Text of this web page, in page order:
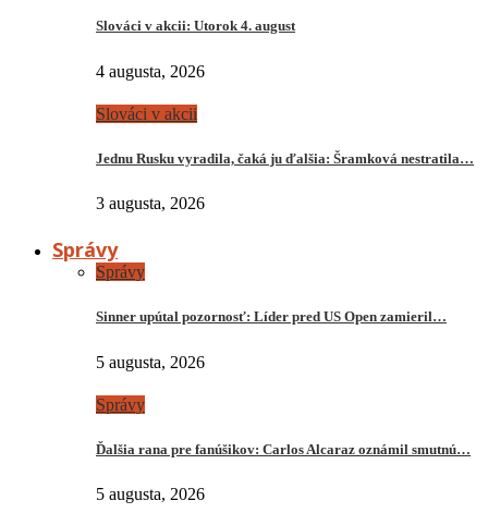
Slováci v akcii: Utorok 4. august
4 augusta, 2026
Slováci v akcii
Jednu Rusku vyradila, čaká ju ďalšia: Šramková nestratila…
3 augusta, 2026
Správy
Správy
Sinner upútal pozornosť: Líder pred US Open zamieril…
5 augusta, 2026
Správy
Ďalšia rana pre fanúšikov: Carlos Alcaraz oznámil smutnú…
5 augusta, 2026